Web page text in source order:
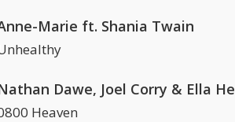
Marie ft. Shania Twain
Heaven